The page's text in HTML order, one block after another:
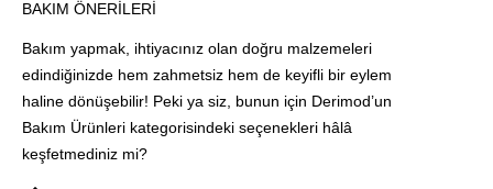
BAKIM ÖNERILERI
Bakım yapmak, ihtiyacınız olan doğru malzemeleri
edindiğinizde hem zahmetsiz hem de keyifli bir eylem
haline dönüşebilir! Peki ya siz, bunun için Derimod’un
Bakım Ürünleri kategorisindeki seçenekleri hâlâ
keşfetmediniz mi?